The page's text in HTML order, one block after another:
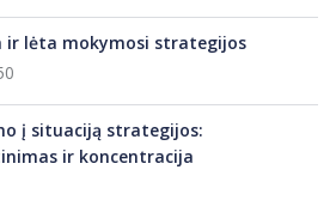
ir lėta mokymosi strategijos
į situaciją strategijos:
ir koncentracija